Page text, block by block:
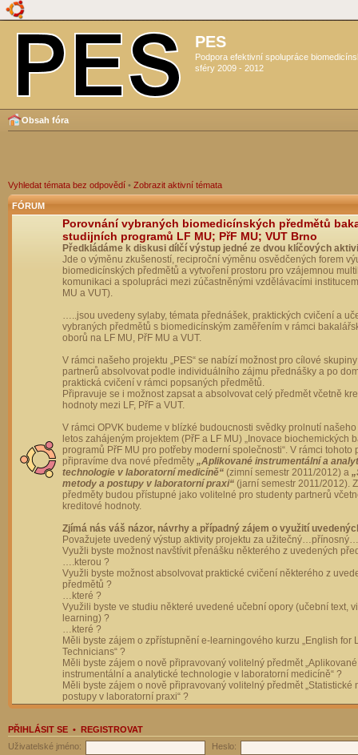
PES
Podpora efektivní spolupráce
sféry 2009 - 2012
Obsah fóra
Vyhledat témata bez odpovědí • Zobrazit aktivní témata
FÓRUM
Porovnání vybraných biomedicínských předmětů
studijních programů LF MU; PřF MU; VUT Brno
Předkládáme k diskusi dílčí výstup jedné ze dvou klíčových
Jde o výměnu zkušeností, reciproční výměnu osvědčených forem
biomedicínských předmětů a vytvoření prostoru pro vzájemnou
komunikaci a spolupráci mezi zúčastněnými vzdělávacími
MU a VUT).
…..jsou uvedeny sylaby, témata přednášek, praktických cvičení a
vybraných předmětů s biomedicínským zaměřením v rámci
oborů na LF MU, PřF MU a VUT.
V rámci našeho projektu „PES“ se nabízí možnost pro cílové
partnerů absolvovat podle individuálního zájmu přednášky a po
praktická cvičení v rámci popsaných předmětů.
Připravuje se i možnost zapsat a absolvovat celý předmět včetně
hodnoty mezi LF, PřF a VUT.
V rámci OPVK budeme v blízké budoucnosti svědky prolnutí
letos zahájeným projektem (PřF a LF MU) „Inovace biochemických
programů PřF MU pro potřeby moderní společnosti“. V rámci tohoto
připravíme dva nové předměty „Aplikované instrumentální a
technologie v laboratorní medicíně“ (zimní semestr 2011/2012) a
metody a postupy v laboratorní praxi“ (jarní semestr 2011/2012).
předměty budou přístupné jako volitelné pro studenty partnerů
kreditové hodnoty.
Zjímá nás váš názor, návrhy a případný zájem o využití
Považujete uvedený výstup aktivity projektu za
Využli byste možnost navštívit přenášku některého z uvedených
….kterou ?
Využli byste možnost absolvovat praktické cvičení některého z
předmětů ?
…které ?
Využili byste ve studiu některé uvedené učební opory (učební text,
learning) ?
…které ?
Měli byste zájem o zpřístupnění e-learningového kurzu „English for
Technicians“ ?
Měli byste zájem o nově připravovaný volitelný předmět „Aplikované
instrumentální a analytické technologie v laboratorní medicíně“ ?
Měli byste zájem o nově připravovaný volitelný předmět „Statistické
postupy v laboratorní praxi“ ?
PŘIHLÁSIT SE • REGISTROVAT
Uživatelské jméno:
Heslo: